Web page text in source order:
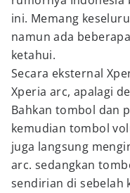
ini. Memang
namun ada
ketahui.
Secara eksternal
Xperia arc, apalagi
Bahkan tombol dan
kemudian tombol
juga langsung
arc. sedangkan
sendirian di sebelah